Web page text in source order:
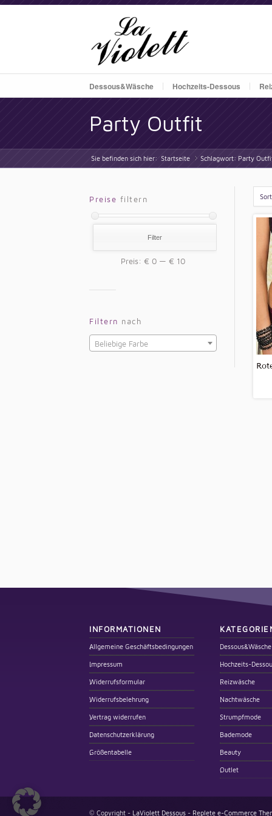
Dessous&Wäsche Hochzeits-Dessous
Party Outfit
Sie befinden sich hier: Startseite »
Schlagwort: Party
Preise filtern
Filter
Preis: € 0 — € 10
Filtern nach
Beliebige Farbe
INFORMATIONEN
Allgemeine Geschäftsbedingungen
Impressum
Widerrufsformular
Widerrufsbelehrung
Vertrag widerrufen
Datenschutzerklärung
Größentabelle
Dessous&Wäsche
Hochzeits-
Reizwäsche
Nachtwäsche
Strumpfmode
Bademode
Beauty
Outlet
© Copyright - LaViolett Dessous - Replete e-Commerce